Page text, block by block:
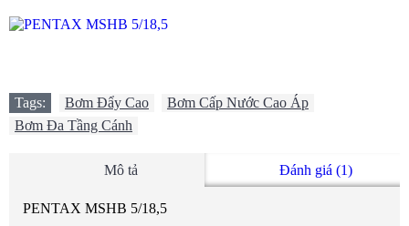
Tags: Bơm Đẩy Cao Bơm Cấp Nước Cao Áp
Bơm Đa Tầng Cánh
Mô tả Đánh giá (1)
PENTAX MSHB 5/18,5